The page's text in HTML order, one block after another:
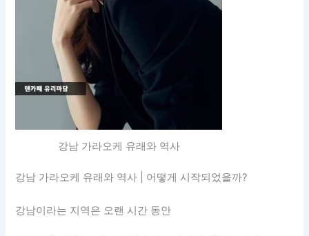
강남 가라오케 유래와 역사
강남 가라오케 유래와 역사 | 어떻게 시작되었을까?
강남이라는 지역은 오랜 시간 동안